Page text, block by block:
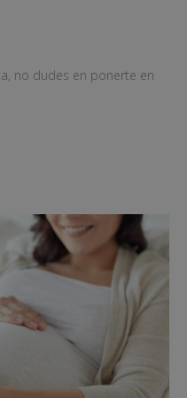
no dudes en ponerte en